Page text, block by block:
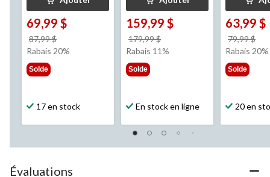
69,99 $
87,99 $
était
Rabais 20%
Solde
17 en stock
159,99 $
179,99 $
était
Rabais 11%
Solde
En stock en ligne
63,99 $
79,99 $
Rabais 20%
Solde
20 en
Évaluations